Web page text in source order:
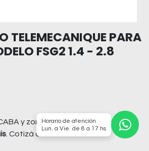
TELEMECANIQUE PARA
FSG2 1.4 - 2.8
y zonas de GBA.
. Cotizá on-line.
Horario de atención
Lun. a Vie. de 8 a 17 hs